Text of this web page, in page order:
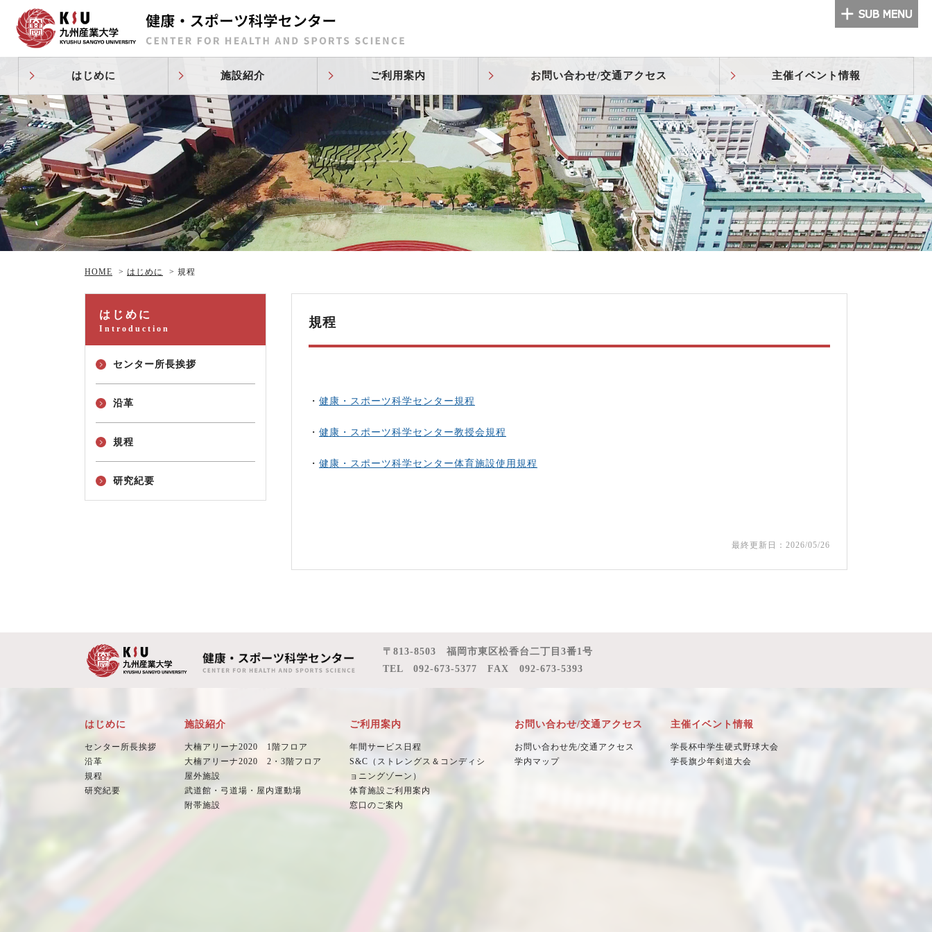
はじめに 施設紹介 ご利用案内 お問い合わせ/交通アクセス 主催イベント情報
HOME > はじめに > 規程
はじめに
Introduction
センター所長挨拶
沿革
規程
研究紀要
規程
・ 健康・スポーツ科学センター規程
・ 健康・スポーツ科学センター教授会規程
・ 健康・スポーツ科学センター体育施設使用規程
最終更新日：2026/05/26
〒813-8503 福岡市東区松香台二丁目3番1号
TEL 092-673-5377 FAX 092-673-5393
はじめに
センター所長挨拶
沿革
規程
研究紀要
施設紹介
大楠アリーナ2020 1階フロア
大楠アリーナ2020 2・3階フロア
屋外施設
武道館・弓道場・屋内運動場
附帯施設
ご利用案内
年間サービス日程
S&C（ストレングス＆コンディシ
ョニングゾーン）
体育施設ご利用案内
窓口のご案内
お問い合わせ/交通アクセス
お問い合わせ先/交通アクセス
学内マップ
主催イベント情報
学長杯中学生硬式野球大会
学長旗少年剣道大会